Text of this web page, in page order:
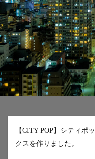
【CITY POP】シティポ
クスを作りました。